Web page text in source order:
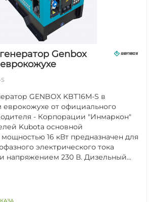
Genbox
GENBOX KBT16M-S в
от официального
- Корпорации "Инмаркон"
Kubota основной
16 кВт предназначен для
электрического тока
и напряжением 230 В. Дизельный...